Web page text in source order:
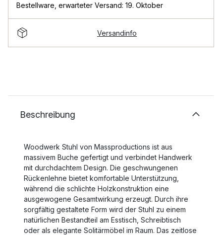
Bestellware erwarteter Versand: 19. Oktober
Versandinfo
Beschreibung
Woodwerk Stuhl von Massproductions ist aus
massivem Buche gefertigt und verbindet Handwerk
mit durchdachtem Design. Die geschwungenen
Rückenlehne bietet komfortable Unterstützung,
während die schlichte Holzkonstruktion eine
ausgewogene Gesamtwirkung erzeugt. Durch ihre
sorgfältig gestaltete Form wird der Stuhl zu einem
natürlichen Bestandteil am Esstisch, Schreibtisch
oder als elegante Solitärmöbel im Raum. Das zeitlose